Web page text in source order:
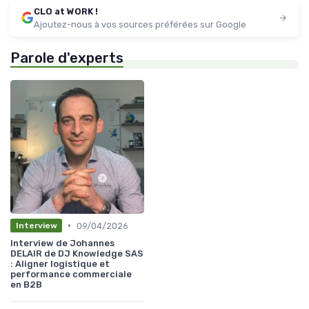
CLO at WORK !
Ajoutez-nous à vos sources préférées sur Google
Parole d'experts
Interview • 09/04/2026
Interview de Johannes
DELAIR de DJ Knowledge SAS
: Aligner logistique et
performance commerciale
en B2B